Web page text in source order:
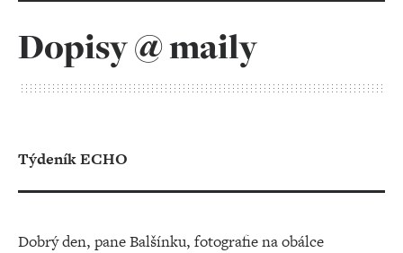
Dopisy @ maily
Týdeník ECHO
Dobrý den, pane Balšínku, fotografie na obálce